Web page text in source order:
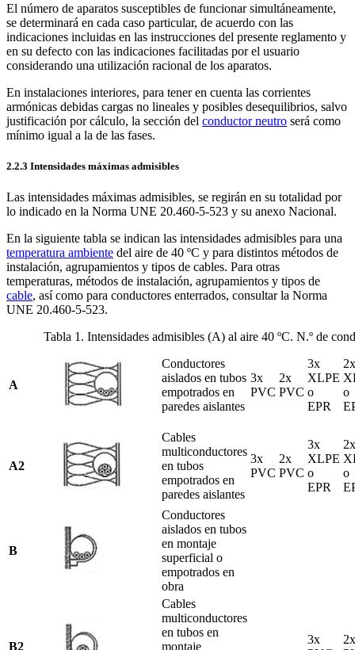
El número de aparatos susceptibles de funcionar simultáneamente,
se determinará en cada caso particular, de acuerdo con las
indicaciones incluidas en las instrucciones del presente reglamento y
en su defecto con las indicaciones facilitadas por el usuario
considerando una utilización racional de los aparatos.
En instalaciones interiores, para tener en cuenta las corrientes
armónicas debidas cargas no lineales y posibles desequilibrios, salvo
justificación por cálculo, la sección del conductor neutro será como
mínimo igual a la de las fases.
2.2.3 Intensidades máximas admisibles
Las intensidades máximas admisibles, se regirán en su totalidad por
lo indicado en la Norma UNE 20.460-5-523 y su anexo Nacional.
En la siguiente tabla se indican las intensidades admisibles para una
temperatura ambiente del aire de 40 ºC y para distintos métodos de
instalación, agrupamientos y tipos de cables. Para otras
temperaturas, métodos de instalación, agrupamientos y tipos de
cable, así como para conductores enterrados, consultar la Norma
UNE 20.460-5-523.
Tabla 1. Intensidades admisibles (A) al aire 40 ºC. N.º de
A
Conductores
aislados en tubos
empotrados en
paredes aislantes
3x
PVC
2x
PVC
3x
XLPE
o
EPR
2x
o
A2
Cables
multiconductores
en tubos
empotrados en
paredes aislantes
3x
PVC
2x
PVC
3x
XLPE
o
EPR
2x
o
B
Conductores
aislados en tubos
en montaje
superficial o
empotrados en
obra
B2
Cables
multiconductores
en tubos en
montaje
3x
2x